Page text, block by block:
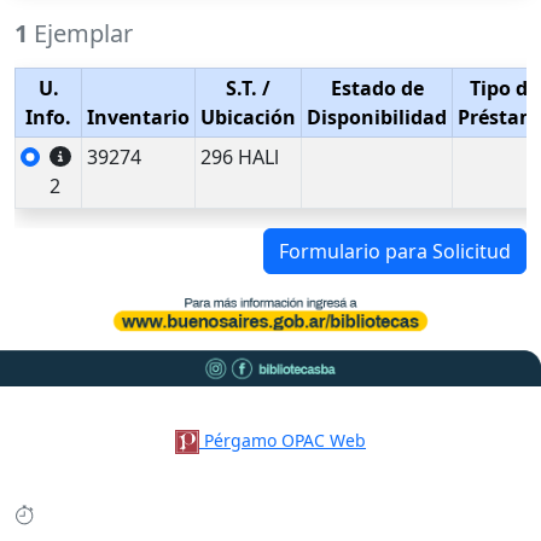
1 Ejemplar
U.
Info.
Inventario
S.T. /
Ubicación
Estado de
Disponibilidad
Tipo de
2
39274 296 HALl
Formulario para Solicitud
Pérgamo OPAC Web